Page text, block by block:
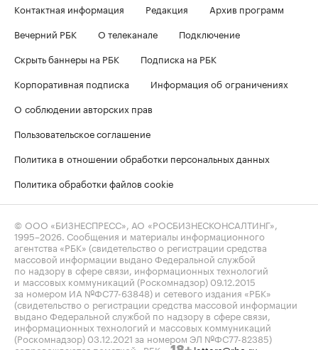
Контактная информация Редакция
Архив программ
Вечерний РБК
О телеканале
Подключение
Скрыть баннеры на РБК
Подписка на РБК
Корпоративная подписка
Информация об ограничениях
О соблюдении авторских прав
Пользовательское соглашение
Политика в отношении обработки персональных данных
Политика обработки файлов cookie
© ООО «БИЗНЕСПРЕСС», АО «РОСБИЗНЕСКОНСАЛТИНГ»,
1995–2026 . Сообщения и материалы информационного
агентства «РБК» (свидетельство о регистрации средства
массовой информации выдано Федеральной службой
по надзору в сфере связи, информационных технологий
и массовых коммуникаций (Роскомнадзор) 09.12.2015
за номером ИА №ФС77-63848) и сетевого издания «РБК»
(свидетельство о регистрации средства массовой информации
выдано Федеральной службой по надзору в сфере связи,
информационных технологий и массовых коммуникаций
(Роскомнадзор) 03.12.2021 за номером ЭЛ №ФС77-82385)